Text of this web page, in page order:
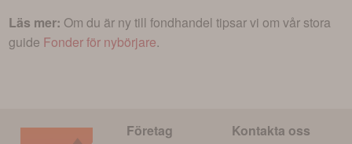
Läs mer: Om du är ny till fondhandel tipsar vi om vår stora
guide Fonder för nybörjare.
Företag Kontakta oss